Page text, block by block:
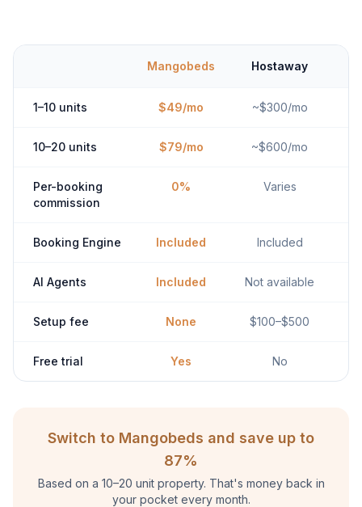
Mangobeds Hostaway
1–10 units $49/mo ~$300/mo
10–20 units $79/mo ~$600/mo
Per-booking
commission
0% Varies
Booking Engine Included Included
AI Agents Included Not available
Setup fee None $100–$500
Free trial Yes No
Switch to Mangobeds and save up to
87%
Based on a 10–20 unit property. That's money back in
your pocket every month.